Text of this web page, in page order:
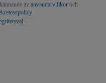
av användarvillkor och